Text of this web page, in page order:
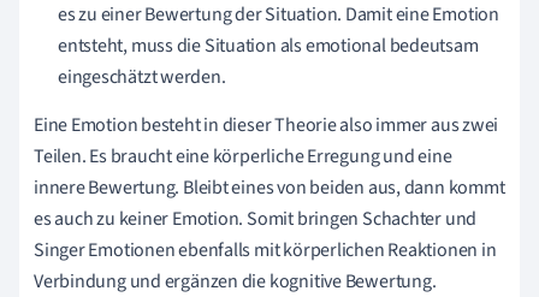
es zu einer Bewertung der Situation. Damit eine Emotion
entsteht, muss die Situation als emotional bedeutsam
eingeschätzt werden.
Eine Emotion besteht in dieser Theorie also immer aus zwei
Teilen. Es braucht eine körperliche Erregung und eine
innere Bewertung. Bleibt eines von beiden aus, dann kommt
es auch zu keiner Emotion. Somit bringen Schachter und
Singer Emotionen ebenfalls mit körperlichen Reaktionen in
Verbindung und ergänzen die kognitive Bewertung.